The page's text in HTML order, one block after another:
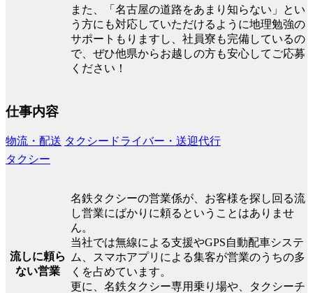
また、「名古屋の道路をあまり知らない」とい
う方にも対応していただけるように地理勉強の
サポートもりますし、社員寮も完備しているの
で、ぜひ他県からお越しの方も安心してご応募
ください！
仕事内容
物流・配送 タクシードライバー・送迎代行
タクシー
流しに頼ら
ない営業
名鉄タクシーの営業係が、お客様を探し回る流
し営業にばかりに頼るということはありませ
ん。
当社では無線による支援やGPS自動配車システ
ム、スマホアプリによる集客が営業のうちの多
くを占めています。
更に、名鉄タクシー専用乗り場や、タクシーチ